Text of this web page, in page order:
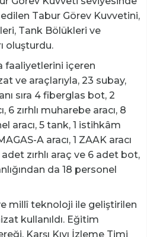
Tabur Görev Kuvvetini,
Tank Bölükleri ve
oluşturdu.
faaliyetlerini içeren
ve araçlarıyla, 23 subay,
sıra 4 fiberglas bot, 2
6 zırhlı muharebe aracı, 8
aracı, 5 tank, 1 istihkâm
A aracı, 1 ZAAK aracı
zırhlı araç ve 6 adet bot,
da 18 personel
millî teknoloji ile geliştirilen
kullanıldı. Eğitim
Karşı Kıyı İzleme Timi